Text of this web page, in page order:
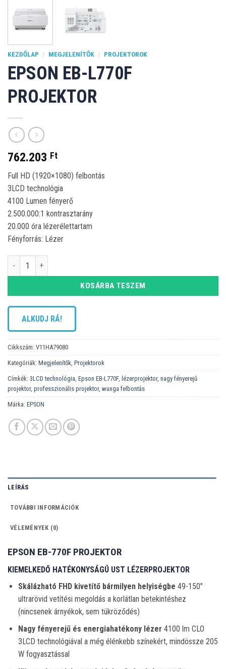
KEZDŐLAP / MEGJELENÍTŐK / PROJEKTOROK
EPSON EB-L770F
PROJEKTOR
762.203 Ft
Full HD (1920×1080) felbontás
3LCD technológia
4100 Lumen fényerő
2.500.000:1 kontrasztarány
20.000 óra lézerélettartam
Fényforrás: Lézer
Epson EB-L770F projektor mennyiség
KOSÁRBA TESZEM
ALKUDJ RÁ!
Cikkszám: V11HA79080
Kategóriák: Megjelenítők, Projektorok
Címkék: 3LCD technológia, Epson EB-L770F, lézerprojektor, nagy fényerejű
projektor, professzionális projektor, wuxga felbontás
Márka: EPSON
LEÍRÁS
TOVÁBBI INFORMÁCIÓK
VÉLEMÉNYEK (0)
EPSON EB-770F PROJEKTOR
KIEMELKEDŐ HATÉKONYSÁGÚ UST LÉZERPROJEKTOR
Skálázható FHD kivetítő bármilyen helyiségbe 49-150″
ultrarövid vetítési megoldás a korlátlan betekintéshez
(nincsenek árnyékok, sem tükröződés)
Nagy fényerejű és energiahatékony lézer 4100 lm CLO
3LCD technológiával a még élénkebb színekért, mindössze 205
W fogyasztással